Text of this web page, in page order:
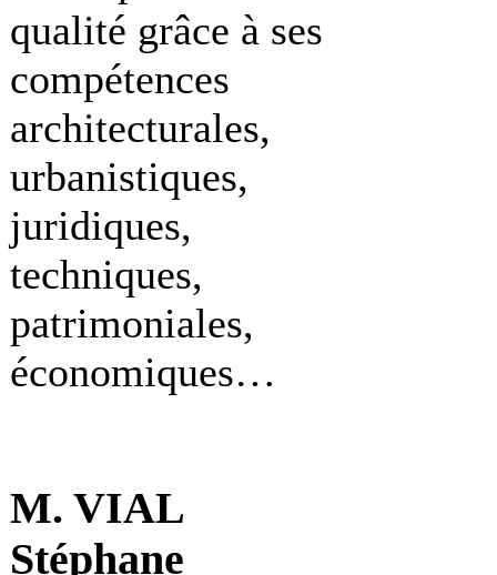
qualité grâce à ses
compétences
architecturales,
urbanistiques,
juridiques,
techniques,
patrimoniales,
économiques…
M. VIAL
Stéphane